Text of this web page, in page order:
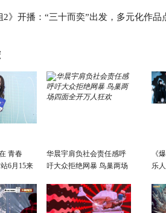
2》开播：“三十而奕”出发，多元化作品
青春
6月15来
华晨宇肩负社会责任感呼
吁大众拒绝网暴 鸟巢两场
《
乐